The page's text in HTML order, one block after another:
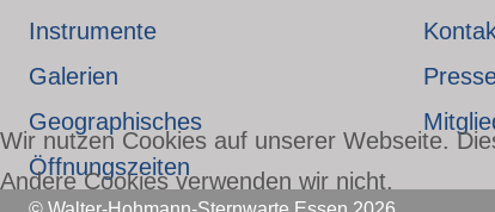
Instrumente
Galerien
Geographisches
Öffnungszeiten
Wir nutzen Cookies auf unserer Webseite.
Andere Cookies verwenden wir nicht.